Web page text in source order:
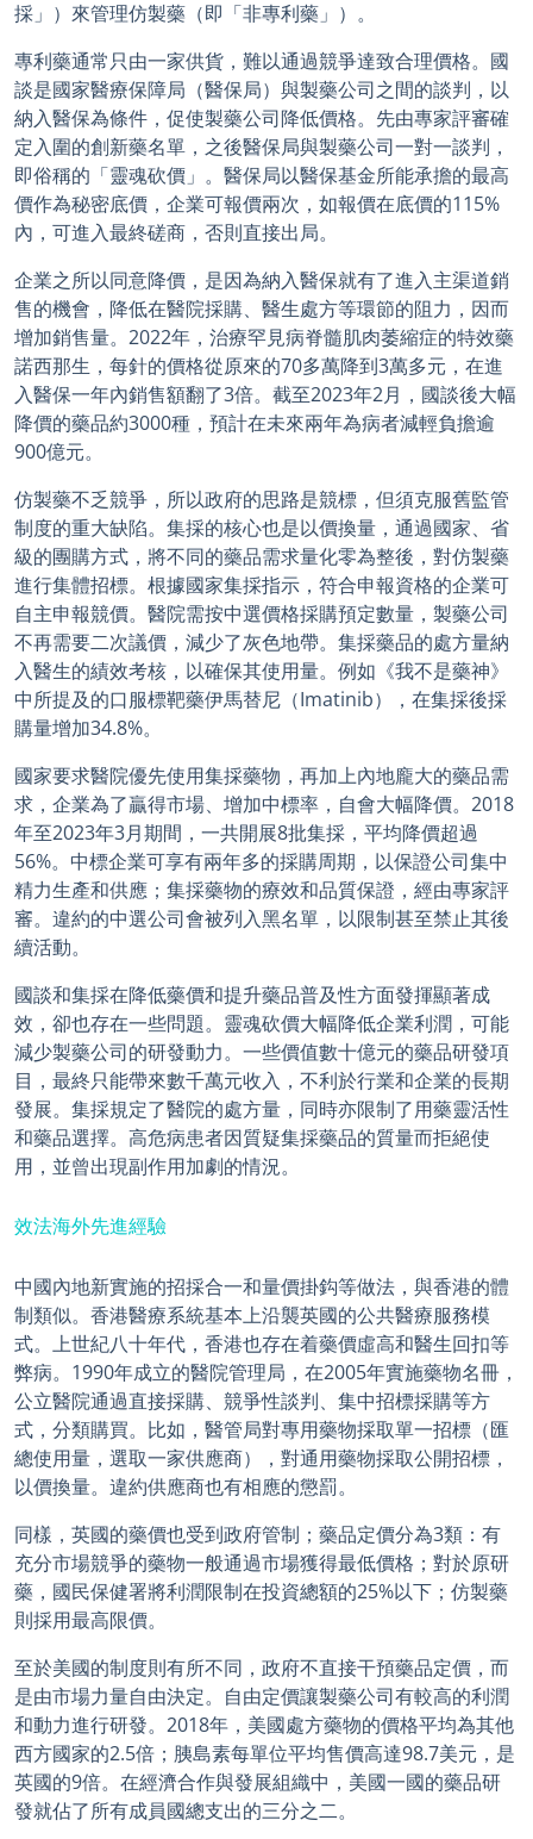
採」）來管理仿製藥（即「非專利藥」）。
專利藥通常只由一家供貨，難以通過競爭達致合理價格。國
談是國家醫療保障局（醫保局）與製藥公司之間的談判，以
納入醫保為條件，促使製藥公司降低價格。先由專家評審確
定入圍的創新藥名單，之後醫保局與製藥公司一對一談判，
即俗稱的「靈魂砍價」。醫保局以醫保基金所能承擔的最高
價作為秘密底價，企業可報價兩次，如報價在底價的115%
內，可進入最終磋商，否則直接出局。
企業之所以同意降價，是因為納入醫保就有了進入主渠道銷
售的機會，降低在醫院採購、醫生處方等環節的阻力，因而
增加銷售量。2022年，治療罕見病脊髓肌肉萎縮症的特效藥
諾西那生，每針的價格從原來的70多萬降到3萬多元，在進
入醫保一年內銷售額翻了3倍。截至2023年2月，國談後大幅
降價的藥品約3000種，預計在未來兩年為病者減輕負擔逾
900億元。
仿製藥不乏競爭，所以政府的思路是競標，但須克服舊監管
制度的重大缺陷。集採的核心也是以價換量，通過國家、省
級的團購方式，將不同的藥品需求量化零為整後，對仿製藥
進行集體招標。根據國家集採指示，符合申報資格的企業可
自主申報競價。醫院需按中選價格採購預定數量，製藥公司
不再需要二次議價，減少了灰色地帶。集採藥品的處方量納
入醫生的績效考核，以確保其使用量。例如《我不是藥神》
中所提及的口服標靶藥伊馬替尼（Imatinib），在集採後採
購量增加34.8%。
國家要求醫院優先使用集採藥物，再加上內地龐大的藥品需
求，企業為了贏得市場、增加中標率，自會大幅降價。2018
年至2023年3月期間，一共開展8批集採，平均降價超過
56%。中標企業可享有兩年多的採購周期，以保證公司集中
精力生產和供應；集採藥物的療效和品質保證，經由專家評
審。違約的中選公司會被列入黑名單，以限制甚至禁止其後
續活動。
國談和集採在降低藥價和提升藥品普及性方面發揮顯著成
效，卻也存在一些問題。靈魂砍價大幅降低企業利潤，可能
減少製藥公司的研發動力。一些價值數十億元的藥品研發項
目，最終只能帶來數千萬元收入，不利於行業和企業的長期
發展。集採規定了醫院的處方量，同時亦限制了用藥靈活性
和藥品選擇。高危病患者因質疑集採藥品的質量而拒絕使
用，並曾出現副作用加劇的情況。
效法海外先進經驗
中國內地新實施的招採合一和量價掛鈎等做法，與香港的體
制類似。香港醫療系統基本上沿襲英國的公共醫療服務模
式。上世紀八十年代，香港也存在着藥價虛高和醫生回扣等
弊病。1990年成立的醫院管理局，在2005年實施藥物名冊，
公立醫院通過直接採購、競爭性談判、集中招標採購等方
式，分類購買。比如，醫管局對專用藥物採取單一招標（匯
總使用量，選取一家供應商），對通用藥物採取公開招標，
以價換量。違約供應商也有相應的懲罰。
同樣，英國的藥價也受到政府管制；藥品定價分為3類：有
充分市場競爭的藥物一般通過市場獲得最低價格；對於原研
藥，國民保健署將利潤限制在投資總額的25%以下；仿製藥
則採用最高限價。
至於美國的制度則有所不同，政府不直接干預藥品定價，而
是由市場力量自由決定。自由定價讓製藥公司有較高的利潤
和動力進行研發。2018年，美國處方藥物的價格平均為其他
西方國家的2.5倍；胰島素每單位平均售價高達98.7美元，是
英國的9倍。在經濟合作與發展組織中，美國一國的藥品研
發就佔了所有成員國總支出的三分之二。